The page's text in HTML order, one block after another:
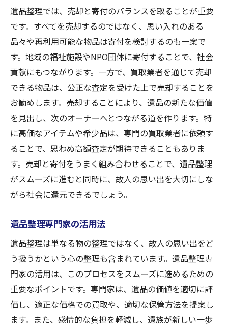
遺品整理では、売却と寄付のバランスを取ることが重要
です。すべてを売却するのではなく、思い入れのある
品々や再利用可能な物品は寄付を検討するのも一案で
す。地域の福祉施設やNPO団体に寄付することで、社会
貢献にもつながります。一方で、買取業者を通じて売却
できる物品は、公正な査定を受けた上で売却することを
お勧めします。売却することにより、遺品の新たな価値
を見出し、次のオーナーへとつながる道を作ります。特
に高価なアイテムや希少品は、専門の買取業者に依頼す
ることで、思わぬ高額査定が期待できることもありま
す。売却と寄付をうまく組み合わせることで、遺品整理
がスムーズに進むと同時に、故人の思い出を大切にしな
がら社会に還元できるでしょう。
遺品整理専門家の活用法
遺品整理は単なる物の整理ではなく、故人の思い出をど
う扱うかという心の整理も含まれています。遺品整理専
門家の活用は、このプロセスをスムーズに進めるための
重要なポイントです。専門家は、遺品の価値を適切に評
価し、適正な価格での買取や、適切な保管方法を提案し
ます。また、感情的な負担を軽減し、遺族が新しい一歩